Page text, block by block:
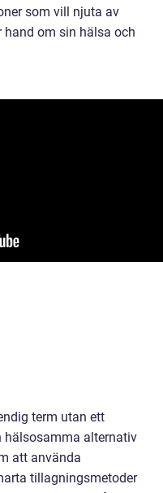
som vill njuta av
om sin hälsa och
term utan ett
hälsosamma alternativ
att använda
tillagningsmetoder